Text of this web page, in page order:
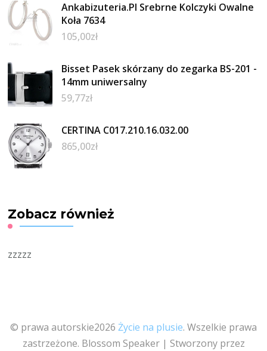
Ankabizuteria.Pl Srebrne Kolczyki Owalne
Koła 7634
105,00zł
Bisset Pasek skórzany do zegarka BS-201 -
14mm uniwersalny
59,77zł
CERTINA C017.210.16.032.00
865,00zł
Zobacz również
zzzzz
© prawa autorskie2026 Życie na plusie. Wszelkie prawa
zastrzeżone. Blossom Speaker | Stworzony przez